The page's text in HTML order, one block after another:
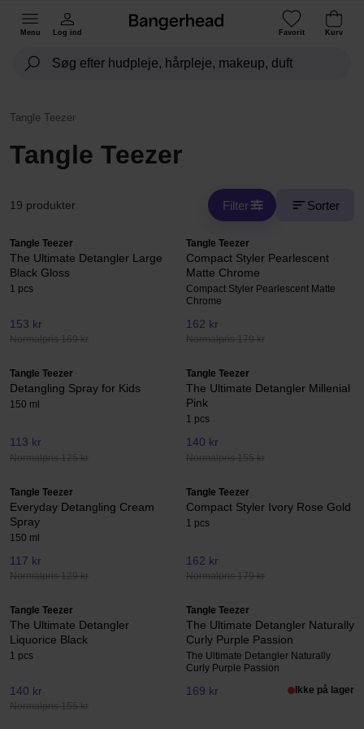
Menu Log ind Favorit Kurv
Tangle Teezer
Tangle Teezer
19 produkter Filter Sorter
Tangle Teezer
The Ultimate Detangler Large
Black Gloss
1 pcs
153 kr
Normalpris 169 kr
Tangle Teezer
Compact Styler Pearlescent
Matte Chrome
Compact Styler Pearlescent Matte
Chrome
162 kr
Normalpris 179 kr
Tangle Teezer
Detangling Spray for Kids
150 ml
113 kr
Normalpris 125 kr
Tangle Teezer
The Ultimate Detangler Millenial
Pink
1 pcs
140 kr
Normalpris 155 kr
Tangle Teezer
Everyday Detangling Cream
Spray
150 ml
117 kr
Normalpris 129 kr
Tangle Teezer
Compact Styler Ivory Rose Gold
1 pcs
162 kr
Normalpris 179 kr
Tangle Teezer
The Ultimate Detangler
Liquorice Black
1 pcs
140 kr
Normalpris 155 kr
Tangle Teezer
The Ultimate Detangler Naturally
Curly Purple Passion
The Ultimate Detangler Naturally
Curly Purple Passion
169 kr Ikke på lager